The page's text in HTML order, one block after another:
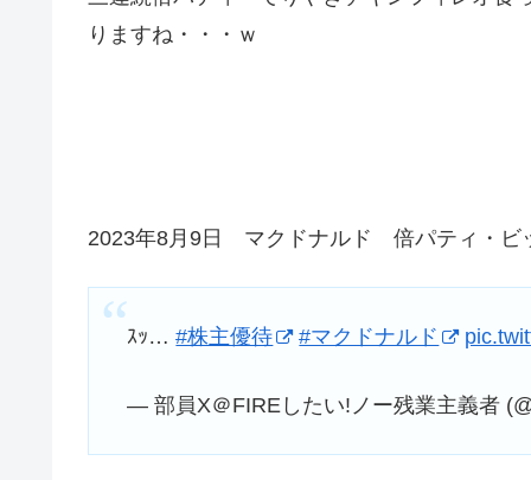
りますね・・・ｗ
2023年8月9日 マクドナルド 倍パティ・ビ
ｽｯ…#株主優待 #マクドナルド
— 部員X＠FIREしたい!ノー残業主義者